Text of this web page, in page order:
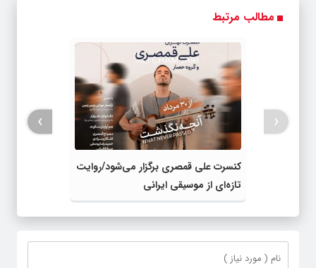
مطالب مرتبط
کنسرت علی قمصری برگزار می‌شود/روایت
تازه‌ای از موسیقی ایرانی
‹
›